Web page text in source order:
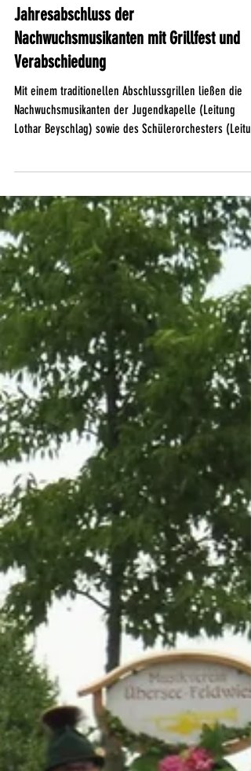
Jahresabschluss der
Nachwuchsmusikanten mit Grillfest und
Mit einem traditionellen Abschlussgrillen ließen die
Nachwuchsmusikanten der Jugendkapelle (Leitung
Lothar Beyschlag) sowie des Schülerorchesters
Daniela Küfner) das Probenjahr in geselliger Runde
ausklingen. Neben Spiel und Spaß standen auch
Ehrungen auf dem Programm. Aus den Reihen des
Schülerorchesters wurden die fleißigsten
Probenteilnehmer ausgezeichnet. Als Probenkönigin
wurde Feli Irger (Tenorhorn) gekürt, bei den Jungen
durfte sich Kili Estermeier (Schlagzeug